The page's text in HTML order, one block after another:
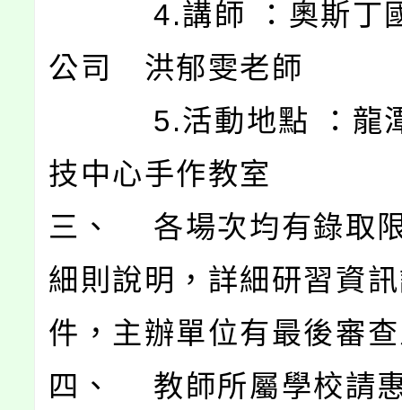
4.講師 ：奧斯丁國
公司 洪郁雯老師
5.活動地點 ：龍潭
技中心手作教室
三、 各場次均有錄取
細則說明，詳細研習資
件，主辦單位有最後審
四、 教師所屬學校請